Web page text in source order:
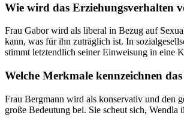
Wie wird das Erziehungsverhalten
Frau Gabor wird als liberal in Bezug auf
kann, was für ihn zuträglich ist. In
stimmt letztendlich seiner Einweisung in eine
Welche Merkmale kennzeichnen
Frau Bergmann wird als konservativ und den
große Bedeutung bei. Sie scheut sich,